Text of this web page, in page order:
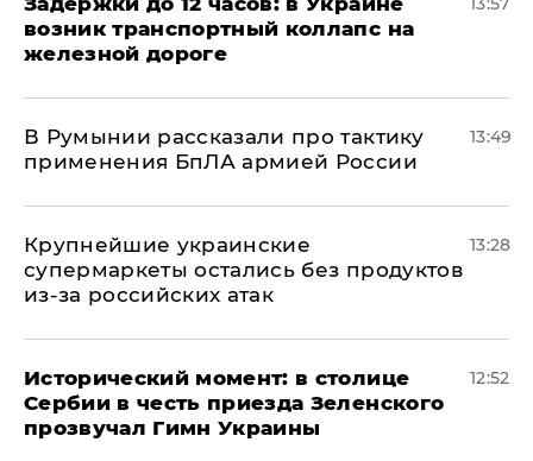
возник транспортный коллапс на
железной дороге
В Румынии рассказали про тактику
применения БпЛА армией России
13:49
Крупнейшие украинские
супермаркеты остались без продуктов
из-за российских атак
13:28
Исторический момент: в столице
Сербии в честь приезда Зеленского
прозвучал Гимн Украины
12:52